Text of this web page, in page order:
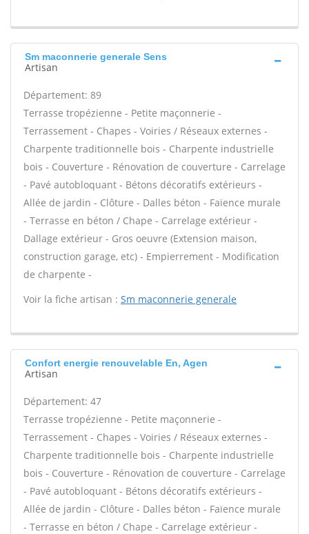
Sm maconnerie generale Sens
Artisan
Département: 89
Terrasse tropézienne - Petite maçonnerie -
Terrassement - Chapes - Voiries / Réseaux externes -
Charpente traditionnelle bois - Charpente industrielle
bois - Couverture - Rénovation de couverture - Carrelage
- Pavé autobloquant - Bétons décoratifs extérieurs -
Allée de jardin - Clôture - Dalles béton - Faïence murale
- Terrasse en béton / Chape - Carrelage extérieur -
Dallage extérieur - Gros oeuvre (Extension maison,
construction garage, etc) - Empierrement - Modification
de charpente -
Voir la fiche artisan : Sm maconnerie generale
Confort energie renouvelable En, Agen
Artisan
Département: 47
Terrasse tropézienne - Petite maçonnerie -
Terrassement - Chapes - Voiries / Réseaux externes -
Charpente traditionnelle bois - Charpente industrielle
bois - Couverture - Rénovation de couverture - Carrelage
- Pavé autobloquant - Bétons décoratifs extérieurs -
Allée de jardin - Clôture - Dalles béton - Faïence murale
- Terrasse en béton / Chape - Carrelage extérieur -